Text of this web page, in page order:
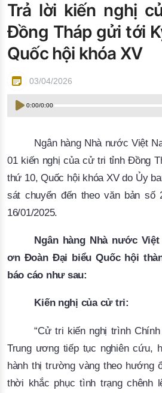
Đào tạo ISO
Trả lời kiến nghị
Đồng Tháp gửi tới
Quốc hội khóa XV
03/04/2026
0:00/0:00
Ngân hàng Nhà nước Việt
01 kiến nghị của cử tri tỉnh Đồng
thứ 10, Quốc hội khóa XV do Ủy
sát chuyển đến theo văn bản số
16/01/2025.
Ngân hàng Nhà nước
ơn Đoàn Đại biểu Quốc hội
báo cáo như sau:
Kiến nghị của cử tri:
“Cử tri kiến nghị trình
Trung ương tiếp tục nghiên cứu,
hành thị trường vàng theo hướng
thời khắc phục tình trạng chênh